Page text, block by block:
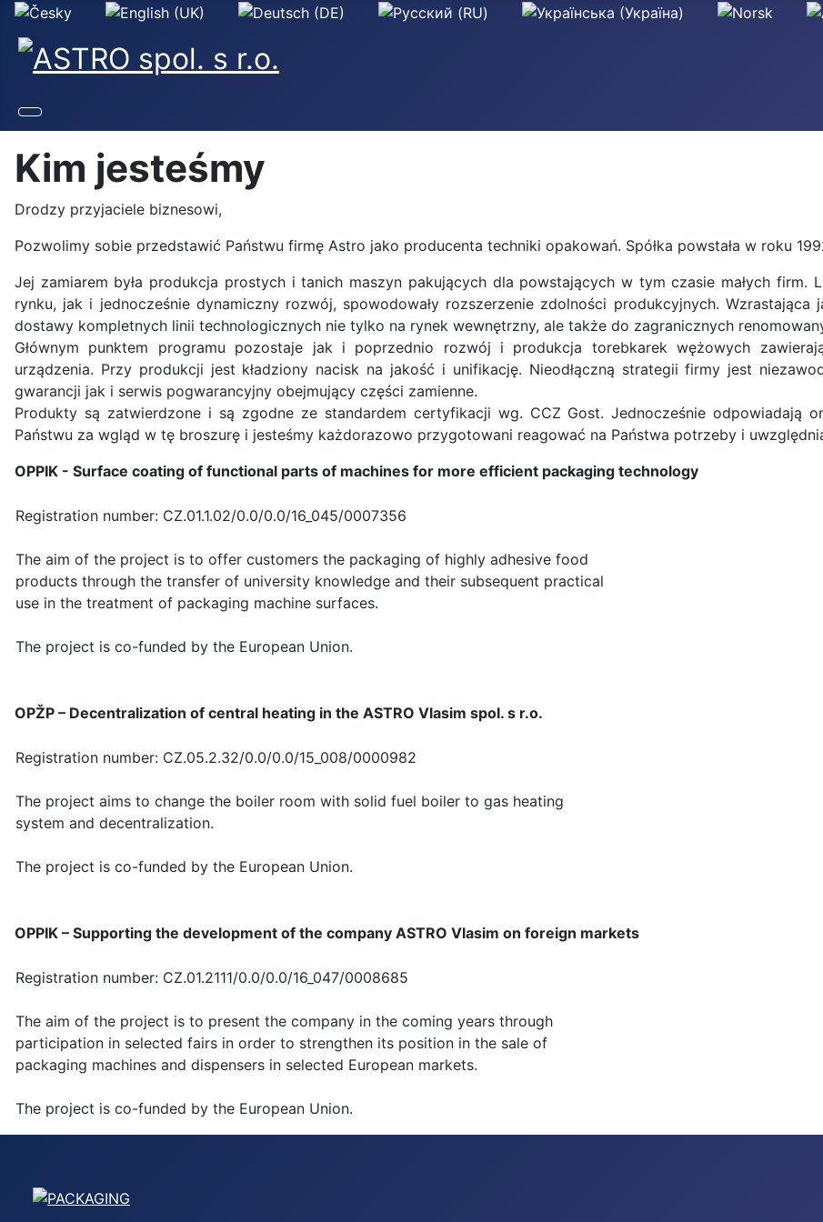
Wybierz swój język
Kim jesteśmy
Drodzy przyjaciele biznesowi,
Pozwolimy sobie przedstawić Państwu firmę Astro jako producenta techniki opakowań. Spółka powstała w roku
Jej zamiarem była produkcja prostych i tanich maszyn pakujących dla powstających w tym czasie małych firm.
rynku, jak i jednocześnie dynamiczny rozwój, spowodowały rozszerzenie zdolności produkcyjnych. Wzrastająca
dostawy kompletnych linii technologicznych nie tylko na rynek wewnętrzny, ale także do zagranicznych
Głównym punktem programu pozostaje jak i poprzednio rozwój i produkcja torebkarek wężowych
urządzenia. Przy produkcji jest kładziony nacisk na jakość i unifikację. Nieodłączną strategii firmy jest
gwarancji jak i serwis pogwarancyjny obejmujący części zamienne.
Produkty są zatwierdzone i są zgodne ze standardem certyfikacji wg. CCZ Gost. Jednocześnie odpowiadają
Państwu za wgląd w tę broszurę i jesteśmy każdorazowo przygotowani reagować na Państwa potrzeby i
OPPIK - Surface coating of functional parts of machines for more efficient packaging technology
Registration number: CZ.01.1.02/0.0/0.0/16_045/0007356
The aim of the project is to offer customers the packaging of highly adhesive food
products through the transfer of university knowledge and their subsequent practical
use in the treatment of packaging machine surfaces.
The project is co-funded by the European Union.
OPŽP – Decentralization of central heating in the ASTRO Vlasim spol. s r.o.
Registration number: CZ.05.2.32/0.0/0.0/15_008/0000982
The project aims to change the boiler room with solid fuel boiler to gas heating
system and decentralization.
The project is co-funded by the European Union.
OPPIK – Supporting the development of the company ASTRO Vlasim on foreign markets
Registration number: CZ.01.2111/0.0/0.0/16_047/0008685
The aim of the project is to present the company in the coming years through
participation in selected fairs in order to strengthen its position in the sale of
packaging machines and dispensers in selected European markets.
The project is co-funded by the European Union.